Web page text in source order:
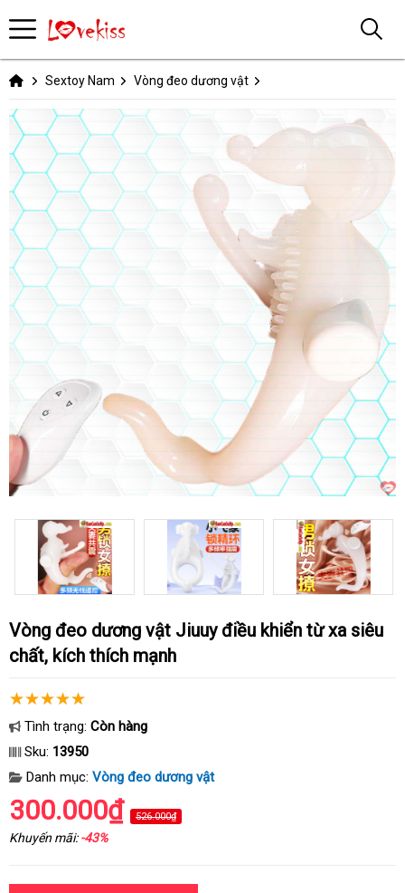
Sextoy Nam Vòng đeo dương vật
Vòng đeo dương vật Jiuuy điều khiển từ xa siêu
chất, kích thích mạnh
Tình trạng: Còn hàng
Sku: 13950
Danh mục: Vòng đeo dương vật
300.000₫ 526.000₫
Khuyến mãi:-43%